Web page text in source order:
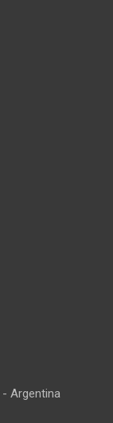
- Argentina